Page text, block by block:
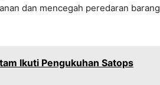
dan mencegah peredaran barang
Ikuti Pengukuhan Satops